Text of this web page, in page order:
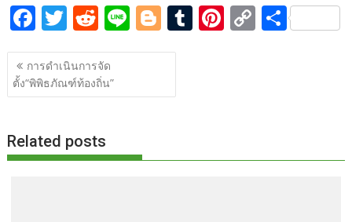
F
ac
e
b
o
k
T
w
itt
er
R
e
d
di
Li
n
Bl
o
g
T Pi C
k
S
แนะแนว
เรื่อง
การดำเนินการจัด
ตั้ง“พิพิธภัณฑ์ท้องถิ่น”
Related posts